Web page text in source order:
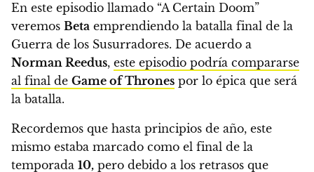
En este episodio llamado “A Certain Doom”
veremos Beta emprendiendo la batalla final de la
Guerra de los Susurradores. De acuerdo a
Norman Reedus, este episodio podría compararse
al final de Game of Thrones por lo épica que será
la batalla.
Recordemos que hasta principios de año, este
mismo estaba marcado como el final de la
temporada 10, pero debido a los retrasos que